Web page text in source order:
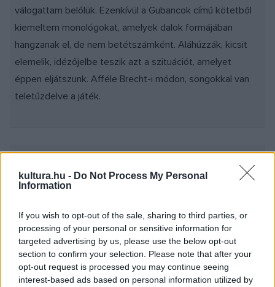
kultura.hu - Do Not Process My Personal
Information
If you wish to opt-out of the sale, sharing to third parties, or
processing of your personal or sensitive information for
targeted advertising by us, please use the below opt-out
section to confirm your selection. Please note that after your
opt-out request is processed you may continue seeing
interest-based ads based on personal information utilized by
válogattam belőlük. Ezenkívül a Gubancok című kötetből
kiemeltem monológokat, amelyek dalok formájában
hangzanak el, de nem betétszámként. Aláhúzzák, kicsit
elemelik, idézőjelbe teszik azt a szituációt, amelyet
éppen eljátszunk. Afféle Brecht-i módon, songokkal van
teletűzdelve a játék.
Lázár Balázs - Kováts Kriszta (F.:Ruzsa János)
- Ha jól értem, minden egyes játszma egyfajta libikóka. A
férfi és nő örök (föl-le billenő) küzdelméről szól.